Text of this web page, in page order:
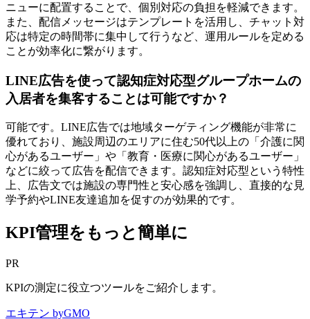
ニューに配置することで、個別対応の負担を軽減できます。
また、配信メッセージはテンプレートを活用し、チャット対
応は特定の時間帯に集中して行うなど、運用ルールを定める
ことが効率化に繋がります。
LINE広告を使って認知症対応型グループホームの
入居者を集客することは可能ですか？
可能です。LINE広告では地域ターゲティング機能が非常に
優れており、施設周辺のエリアに住む50代以上の「介護に関
心があるユーザー」や「教育・医療に関心があるユーザー」
などに絞って広告を配信できます。認知症対応型という特性
上、広告文では施設の専門性と安心感を強調し、直接的な見
学予約やLINE友達追加を促すのが効果的です。
KPI管理をもっと簡単に
PR
KPIの測定に役立つツールをご紹介します。
エキテン byGMO